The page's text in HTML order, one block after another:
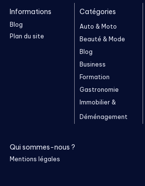
Informations
Blog
Plan du site
Catégories
Auto & Moto
Beauté & Mode
Blog
Business
Formation
Gastronomie
Immobilier &
Déménagement
Qui sommes-nous ?
Mentions légales